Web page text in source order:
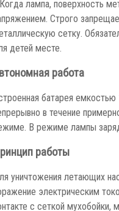
Строго
сетку.
детей месте.
работа
батарея
в течение
В режиме лампы
работы
уничтожения летающих
электрическим
с сеткой мухобойки,